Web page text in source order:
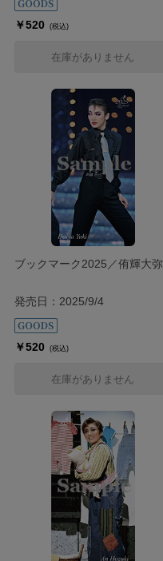
￥520 (税込)
在庫がありません
ブックマーク2025／侑輝大弥
発売日：2025/9/4
￥520 (税込)
在庫がありません